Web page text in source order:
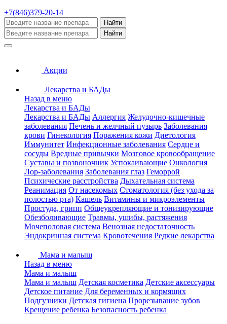
+7(846)379-20-14
Найти
Найти
Акции
Лекарства и БАДы
Назад в меню
Лекарства и БАДы
Лекарства и БАДы Аллергия Желудочно-кишечные
заболевания Печень и желчный пузырь Заболевания
крови Гинекология Поражения кожи Диетология
Иммунитет Инфекционные заболевания Сердце и
сосуды Вредные привычки Мозговое кровообращение
Суставы и позвоночник Успокаивающие Онкология
Лор-заболевания Заболевания глаз Геморрой
Психические расстройства Дыхательная система
Реанимация От насекомых Стоматология (без ухода за
полостью рта) Кашель Витамины и микроэлементы
Простуда, грипп Общеукрепляющие и тонизирующие
Обезболивающие Травмы, ушибы, растяжения
Мочеполовая система Венозная недостаточность
Эндокринная система Кровотечения Редкие лекарства
Мама и малыш
Назад в меню
Мама и малыш
Мама и малыш Детская косметика Детские аксессуары
Детское питание Для беременных и кормящих
Подгузники Детская гигиена Прорезывание зубов
Крещение ребенка Безопасность ребенка